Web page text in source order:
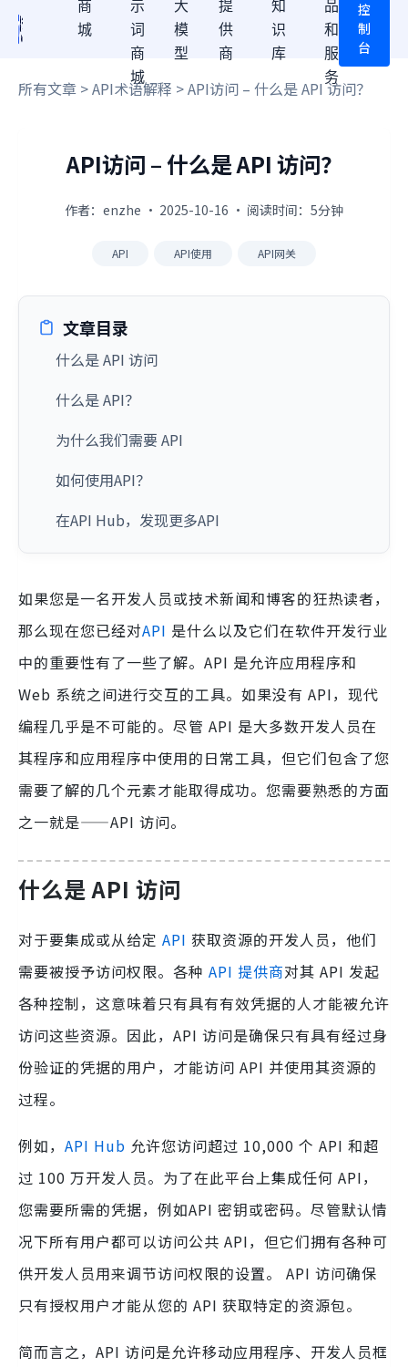
商
城
示
词
商
城
大
模
型
提
供
商
知
识
库
品
和
服
务
控
制
台
所有文章 >API术语解释 > API访问 – 什么是 API 访问？
API访问 – 什么是 API 访问？
作者：enzhe · 2025-10-16 · 阅读时间：5分钟
API API使用 API网关
文章目录
什么是 API 访问
什么是 API？
为什么我们需要 API
如何使用API​​？
在API Hub，发现更多API
如果您是一名开发人员或技术新闻和博客的狂热读者，
那么现在您已经对API 是什么以及它们在软件开发行业
中的重要性有了一些了解。API 是允许应用程序和
Web 系统之间进行交互的工具。如果没有 API，现代
编程几乎是不可能的。尽管 API 是大多数开发人员在
其程序和应用程序中使用的日常工具，但它们包含了您
需要了解的几个元素才能取得成功。您需要熟悉的方面
之一就是——API 访问。
什么是 API 访问
对于要集成或从给定 API 获取资源的开发人员，他们
需要被授予访问权限。各种 API 提供商对其 API 发起
各种控制，这意味着只有具有有效凭据的人才能被允许
访问这些资源。因此，API 访问是确保只有具有经过身
份验证的凭据的用户，才能访问 API 并使用其资源的
过程。
例如， API Hub 允许您访问超过 10,000 个 API 和超
过 100 万开发人员。为了在此平台上集成任何 API，
您需要所需的凭据，例如API 密钥或密码。尽管默认情
况下所有用户都可以访问公共 API，但它们拥有各种可
供开发人员用来调节访问权限的设置。 API 访问确保
只有授权用户才能从您的 API 获取特定的资源包。
简而言之，API 访问是允许移动应用程序、开发人员框